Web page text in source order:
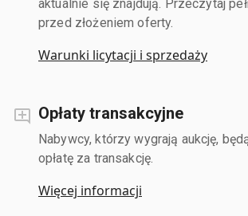
aktualnie się znajdują. Przeczytaj
przed złożeniem oferty.
Warunki licytacji i sprzedaży
Opłaty transakcyjne
Nabywcy, którzy wygrają aukcję,
opłatę za transakcję.
Więcej informacji